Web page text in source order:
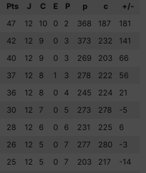
Pts J C E P p c
+/-
47 12 10 0 2 368 187
181
42 12 9 0 3 373 232
141
40 12 9 0 3 269 203
66
37 12 8 1 3 278 222
56
36 12 8 0 4 245 224
21
30 12 7 0 5 273 278
-5
28 12 6 0 6 231 225
6
26 12 5 0 7 277 280
-3
25 12 5 0 7 203 217
-14